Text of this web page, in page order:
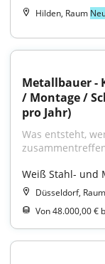
Hilden, Raum
Metallbauer -
/ Montage /
pro Jahr)
Was entsteht,
Weiß Stahl- und
Düsseldorf, Raum
Von 48.000,00 €